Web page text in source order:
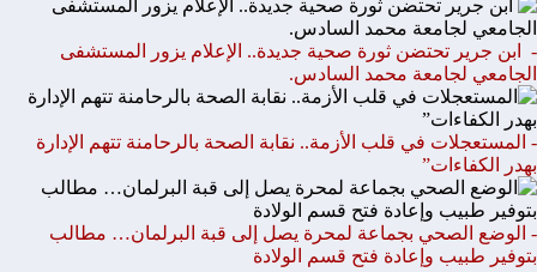
- ابن جرير تحتضن ثورة صحية جديدة.. الإعلام يزور المستشفى
الجامعي لجامعة محمد السادس.
- المستعجلات في قلب الأزمة.. نقابة الصحة بالرحامنة تتهم الإدارة
بهدر الكفاءات”
- الوضع الصحي بجماعة لمحرة يصل إلى قبة البرلمان… مطالب
بتوفير طبيب وإعادة فتح قسم الولادة